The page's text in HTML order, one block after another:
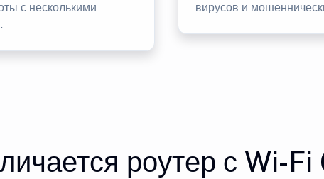
с несколькими
вирусов и
роутер с Wi-